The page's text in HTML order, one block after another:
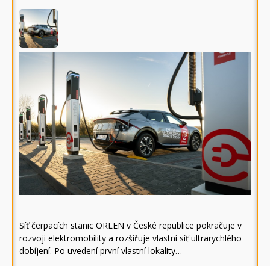
Síť čerpacích stanic ORLEN v České republice pokračuje v
rozvoji elektromobility a rozšiřuje vlastní síť ultrarychlého
dobíjení. Po uvedení první vlastní lokality…